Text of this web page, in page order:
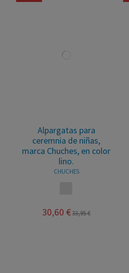
Alpargatas para
ceremnia de niñas,
marca Chuches, en color
lino.
CHUCHES
30,60 €33,95 €